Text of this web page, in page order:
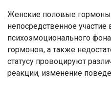
Женские половые
непосредственное
психоэмоционального
гормонов, а также
статусу провоцируют
реакции, изменение